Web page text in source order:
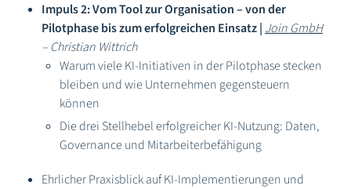
Impuls 2: Vom Tool zur Organisation – von der
Pilotphase bis zum erfolgreichen Einsatz | Join GmbH
– Christian Wittrich
Warum viele KI-Initiativen in der Pilotphase stecken
bleiben und wie Unternehmen gegensteuern
können
Die drei Stellhebel erfolgreicher KI-Nutzung: Daten,
Governance und Mitarbeiterbefähigung
Ehrlicher Praxisblick auf KI-Implementierungen und